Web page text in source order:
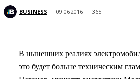
BUSINESS 09.06.2016 365
В нынешних реалиях
это будет больше техническим